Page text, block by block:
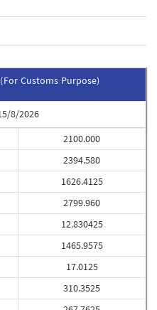
Customs Purpose)
8/2026
2100.000
2394.580
1626.4125
2799.960
12.830425
1465.9575
17.0125
310.3525